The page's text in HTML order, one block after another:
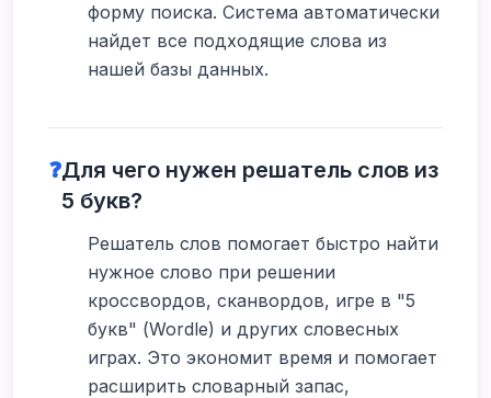
форму поиска. Система автоматически
найдет все подходящие слова из
нашей базы данных.
❓Для чего нужен решатель слов из
5 букв?
Решатель слов помогает быстро найти
нужное слово при решении
кроссвордов, сканвордов, игре в "5
букв" (Wordle) и других словесных
играх. Это экономит время и помогает
расширить словарный запас,